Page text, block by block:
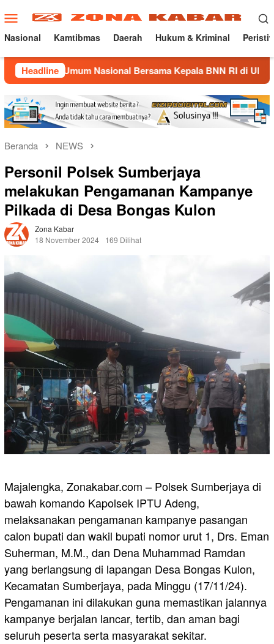
ke
konten
Menu
Mobile
Nasional Kamtibmas Daerah Hukum & Kriminal
Headline
Nasional Bersama Kepala BNN RI di UNMA
Beranda NEWS
Personil Polsek Sumberjaya
melakukan Pengamanan Kampanye
Pilkada di Desa Bongas Kulon
Zona Kabar
18 November 2024
169 Dilihat
Majalengka, Zonakabar.com – Polsek Sumberjaya di
bawah komando Kapolsek IPTU Adeng,
melaksanakan pengamanan kampanye pasangan
calon bupati dan wakil bupati nomor urut 1, Drs. Eman
Suherman, M.M., dan Dena Muhammad Ramdan
yang berlangsung di lapangan Desa Bongas Kulon,
Kecamatan Sumberjaya, pada Minggu (17/11/24).
Pengamanan ini dilakukan guna memastikan jalannya
kampanye berjalan lancar, tertib, dan aman bagi
seluruh peserta serta masyarakat sekitar.